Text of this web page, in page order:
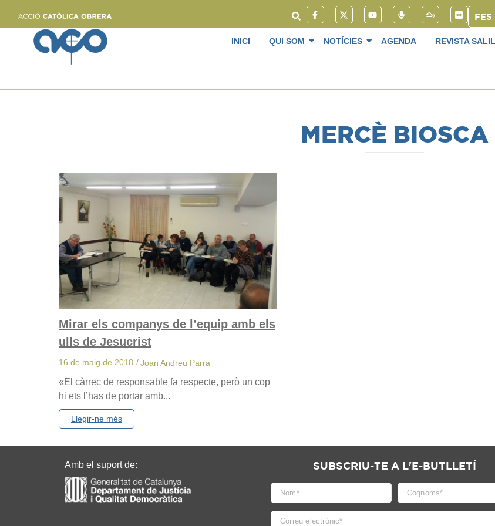
INICI QUI SOM NOTÍCIES AGENDA REVISTA
MERCÈ BIOSCA
Mirar els companys de l’equip amb els
ulls de Jesucrist
16 de maig de 2018 /Joan Andreu Parra
«El càrrec de responsable fa respecte, però un cop
hi ets l’has de portar amb...
Llegir-ne més
Amb el suport de: SUBSCRIU-TE A L'E-BUTLLETÍ